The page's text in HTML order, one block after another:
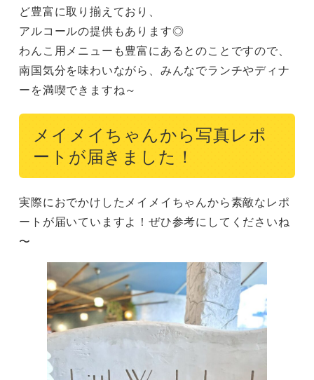
ど豊富に取り揃えており、
アルコールの提供もあります◎
わんこ用メニューも豊富にあるとのことですので、
南国気分を味わいながら、みんなでランチやディナ
ーを満喫できますね～
メイメイちゃんから写真レポ
ートが届きました！
実際におでかけしたメイメイちゃんから素敵なレポ
ートが届いていますよ！ぜひ参考にしてくださいね